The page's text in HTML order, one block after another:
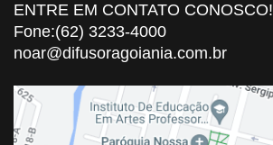
ENTRE EM CONTATO CONOSCO!
Fone:(62) 3233-4000
noar@difusoragoiania.com.br